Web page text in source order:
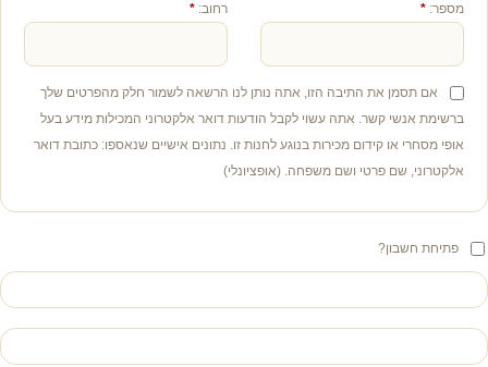
רחוב:* מספר: *
אם תסמן את התיבה הזו, אתה נותן לנו הרשאה לשמור חלק מהפרטים שלך
ברשימת אנשי קשר. אתה עשוי לקבל הודעות דואר אלקטרוני המכילות מידע בעל
אופי מסחרי או קידום מכירות בנוגע לחנות זו. נתונים אישיים שנאספו: כתובת דואר
אלקטרוני, שם פרטי ושם משפחה. (אופציונלי)
פתיחת חשבון?